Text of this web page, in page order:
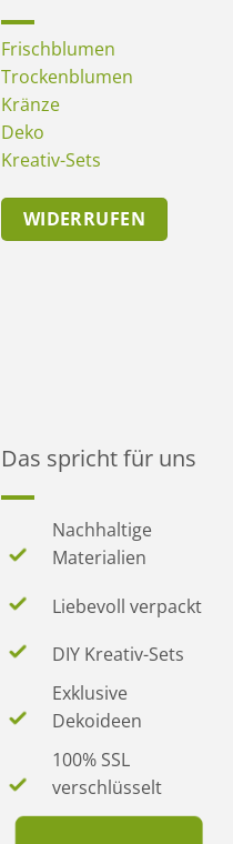
Frischblumen
Trockenblumen
Kränze
Deko
Kreativ-Sets
WIDERRUFEN
Das spricht für uns
Nachhaltige
Materialien
Liebevoll verpackt
DIY Kreativ-Sets
Exklusive
Dekoideen
100% SSL
verschlüsselt